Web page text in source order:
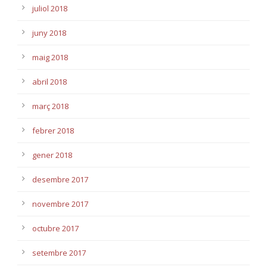
juliol 2018
juny 2018
maig 2018
abril 2018
març 2018
febrer 2018
gener 2018
desembre 2017
novembre 2017
octubre 2017
setembre 2017